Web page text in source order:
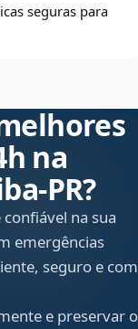
seguras para
na
na sua
emergências
seguro e com
e preservar o